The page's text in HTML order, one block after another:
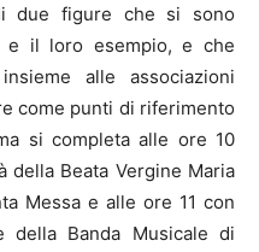
due figure che si sono
il loro esempio, e che
insieme alle associazioni
come punti di riferimento
si completa alle ore 10
della Beata Vergine Maria
Messa e alle ore 11 con
della Banda Musicale di